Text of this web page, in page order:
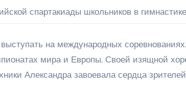
спартакиады школьников в
на международных
мира и Европы. Своей изящной
Александра завоевала сердца